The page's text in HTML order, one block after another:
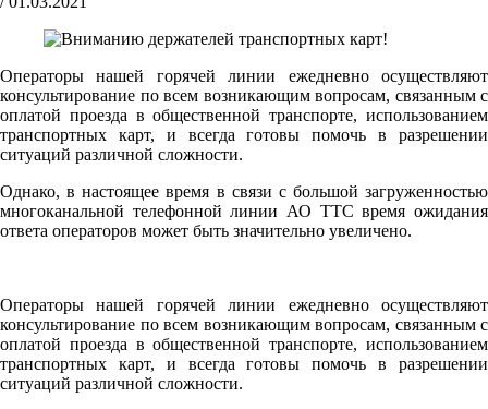
Операторы нашей горячей линии ежедневно осуществляют
консультирование по всем возникающим вопросам, связанным с
оплатой проезда в общественной транспорте, использованием
транспортных карт, и всегда готовы помочь в разрешении
ситуаций различной сложности.
Однако, в настоящее время в связи с большой загруженностью
многоканальной телефонной линии АО ТТС время ожидания
ответа операторов может быть значительно увеличено.
Операторы нашей горячей линии ежедневно осуществляют
консультирование по всем возникающим вопросам, связанным с
оплатой проезда в общественной транспорте, использованием
транспортных карт, и всегда готовы помочь в разрешении
ситуаций различной сложности.